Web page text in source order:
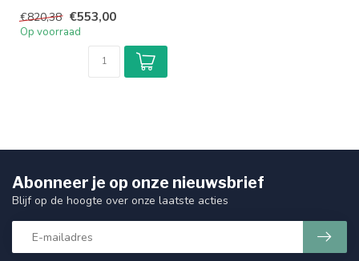
centrifugaalpompen met
hoge
€820,38 €553,00
Op voorraad
Abonneer je op onze nieuwsbrief
Blijf op de hoogte over onze laatste acties